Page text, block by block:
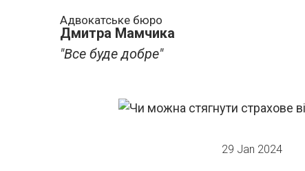
Адвокатське бюро
Дмитра Мамчика
"Все буде добре"
29 Jan 2024